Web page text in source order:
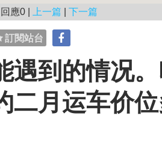
應0 | 上一篇 下一篇
訂閱站台
遇到的情况
二月运车价